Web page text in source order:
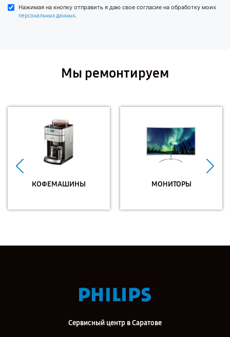
Нажимая на кнопку отправить я даю свое согласие на обработку моих
персональных данных.
Мы ремонтируем
КОФЕМАШИНЫ МОНИТОРЫ
Сервисный центр в Саратове